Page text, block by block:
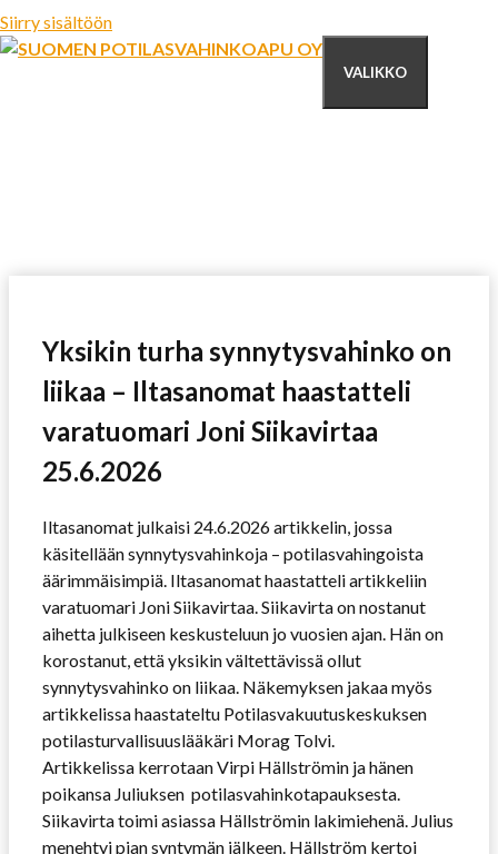
Siirry sisältöön
VALIKKO
Yksikin turha synnytysvahinko on
liikaa – Iltasanomat haastatteli
varatuomari Joni Siikavirtaa
25.6.2026
Iltasanomat julkaisi 24.6.2026 artikkelin, jossa
käsitellään synnytysvahinkoja – potilasvahingoista
äärimmäisimpiä. Iltasanomat haastatteli artikkeliin
varatuomari Joni Siikavirtaa. Siikavirta on nostanut
aihetta julkiseen keskusteluun jo vuosien ajan. Hän on
korostanut, että yksikin vältettävissä ollut
synnytysvahinko on liikaa. Näkemyksen jakaa myös
artikkelissa haastateltu Potilasvakuutuskeskuksen
potilasturvallisuuslääkäri Morag Tolvi.
Artikkelissa kerrotaan Virpi Hällströmin ja hänen
poikansa Juliuksen potilasvahinkotapauksesta.
Siikavirta toimi asiassa Hällströmin lakimiehenä. Julius
menehtyi pian syntymän jälkeen. Hällström kertoi